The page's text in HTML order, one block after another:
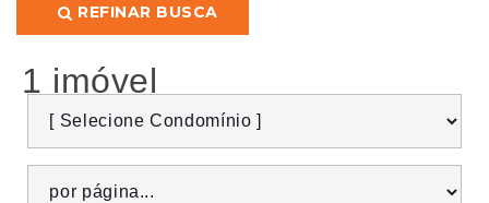
REFINAR BUSCA
1 imóvel